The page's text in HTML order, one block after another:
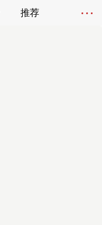
推荐